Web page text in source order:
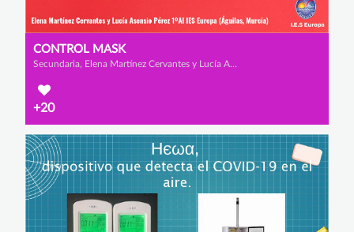
CONTROL MASK
Secundaria, Elena Martínez Cervantes y Lucía Asensio Pérez
+20